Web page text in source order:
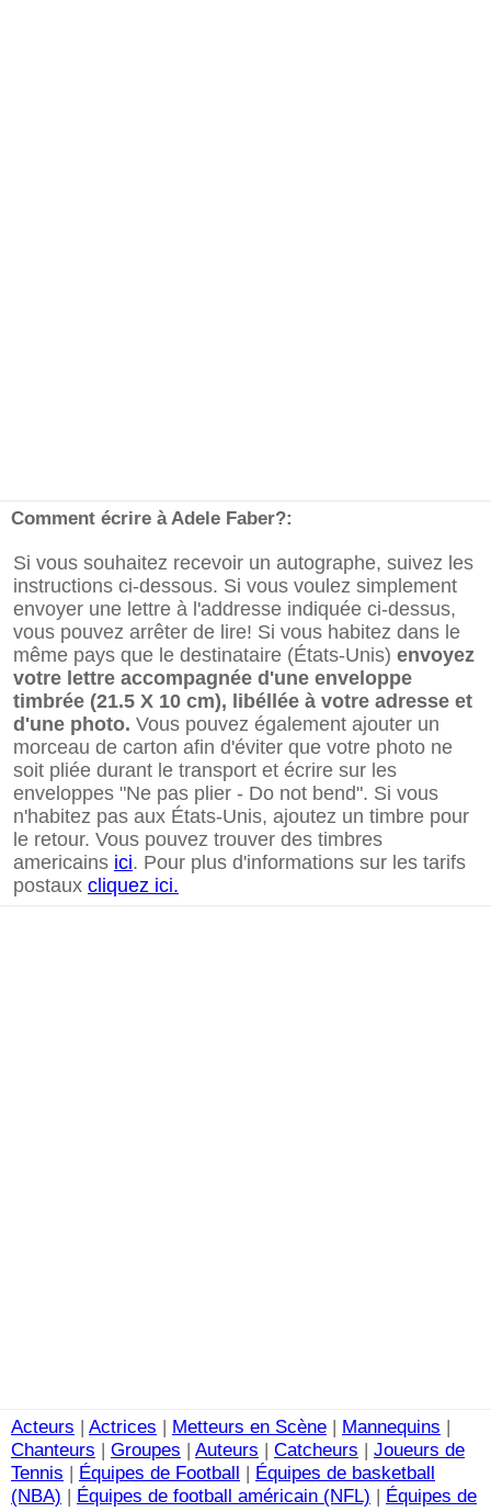
Comment écrire à Adele Faber?:
Si vous souhaitez recevoir un autographe, suivez les
instructions ci-dessous. Si vous voulez simplement
envoyer une lettre à l'addresse indiquée ci-dessus,
vous pouvez arrêter de lire! Si vous habitez dans le
même pays que le destinataire (États-Unis) envoyez
votre lettre accompagnée d'une enveloppe
timbrée (21.5 X 10 cm), libéllée à votre adresse et
d'une photo. Vous pouvez également ajouter un
morceau de carton afin d'éviter que votre photo ne
soit pliée durant le transport et écrire sur les
enveloppes "Ne pas plier - Do not bend". Si vous
n'habitez pas aux États-Unis, ajoutez un timbre pour
le retour. Vous pouvez trouver des timbres
americains ici. Pour plus d'informations sur les tarifs
postaux cliquez ici.
Acteurs | Actrices | Metteurs en Scène | Mannequins |
Chanteurs | Groupes | Auteurs | Catcheurs | Joueurs de
Tennis | Équipes de Football | Équipes de basketball
(NBA) | Équipes de football américain (NFL) | Équipes de